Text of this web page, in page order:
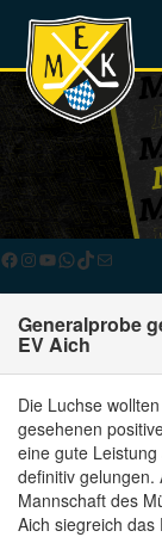
Facebook
Instagram
YouTube
WhatsApp
TikTok
E-Mail
Generalprobe
EV Aich
Die Luchse
gesehenen
eine gute
definitiv gelungen.
Mannschaft des
Aich siegreich